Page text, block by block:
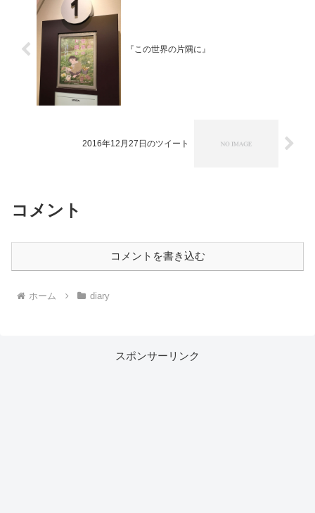
『この世界の片隅に』
2016年12月27日のツイート
コメント
コメントを書き込む
ホーム diary
スポンサーリンク